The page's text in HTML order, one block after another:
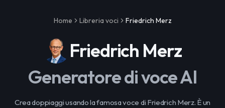
Home Libreria voci Friedrich Merz
Friedrich Merz
Generatore di voce AI
Crea doppiaggi usando la famosa voce di Friedrich Merz. È un